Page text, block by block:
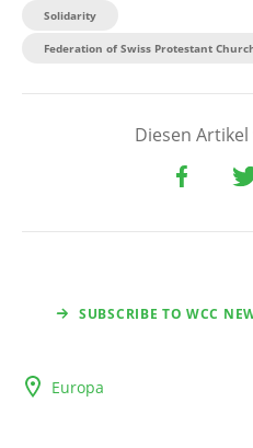
Solidarity
Federation of Swiss Protestant
Diesen
SUBSCRIBE TO WCC
Europa